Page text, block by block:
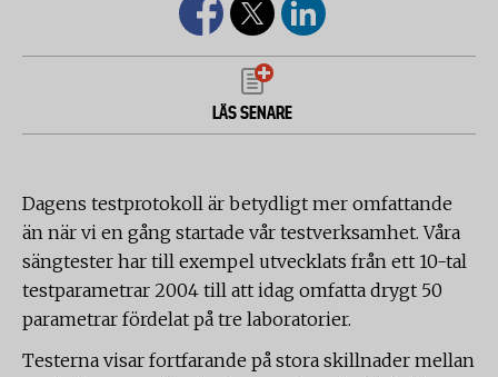
LÄS SENARE
Dagens testprotokoll är betydligt mer omfattande
än när vi en gång startade vår testverksamhet. Våra
sängtester har till exempel utvecklats från ett 10-tal
testparametrar 2004 till att idag omfatta drygt 50
parametrar fördelat på tre laboratorier.
Testerna visar fortfarande på stora skillnader mellan